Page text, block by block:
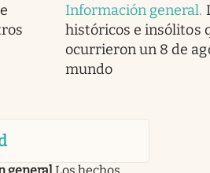
Información general.
históricos e insólitos
ocurrieron un 8 de
mundo
generalLos hechos